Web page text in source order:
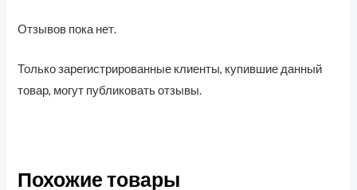
Отзывов пока нет.
Только зарегистрированные клиенты, купившие данный
товар, могут публиковать отзывы.
Похожие товары